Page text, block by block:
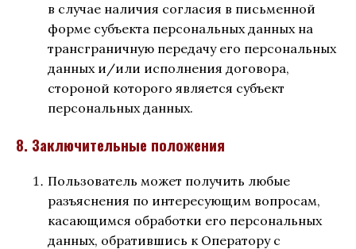
в случае наличия согласия в письменной
форме субъекта персональных данных на
трансграничную передачу его персональных
данных и/или исполнения договора,
стороной которого является субъект
персональных данных.
8. Заключительные положения
Пользователь может получить любые
разъяснения по интересующим вопросам,
касающимся обработки его персональных
данных, обратившись к Оператору с